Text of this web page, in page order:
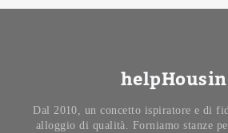
Dal 2010, un concetto ispiratore e di
alloggio di qualità. Forniamo stanze